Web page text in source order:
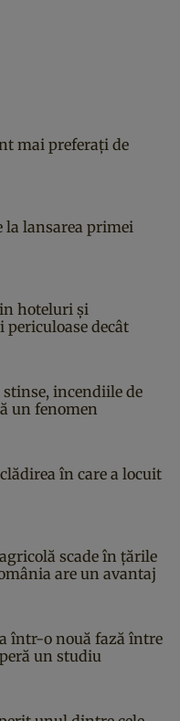
mai preferați de
la lansarea primei
hoteluri și
decât
incendiile de
un fenomen
în care a locuit
scade în țările
are un avantaj
într-o nouă fază între
un studiu